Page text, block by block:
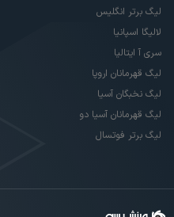
لیگ برتر انگلیس
لالیگا اسپانیا
سری آ ایتالیا
لیگ قهرمانان اروپا
لیگ نخبگان آسیا
لیگ قهرمانان آسیا دو
لیگ برتر فوتسال